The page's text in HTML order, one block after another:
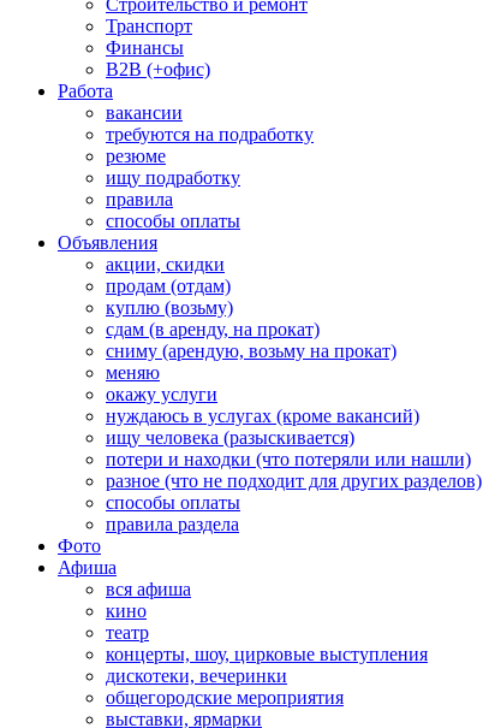
Строительство и ремонт
Транспорт
Финансы
B2B (+офис)
Работа
вакансии
требуются на подработку
резюме
ищу подработку
правила
способы оплаты
Объявления
акции, скидки
продам (отдам)
куплю (возьму)
сдам (в аренду, на прокат)
сниму (арендую, возьму на прокат)
меняю
окажу услуги
нуждаюсь в услугах (кроме вакансий)
ищу человека (разыскивается)
потери и находки (что потеряли или нашли)
разное (что не подходит для других разделов)
способы оплаты
правила раздела
Фото
Афиша
вся афиша
кино
театр
концерты, шоу, цирковые выступления
дискотеки, вечеринки
общегородские мероприятия
выставки, ярмарки